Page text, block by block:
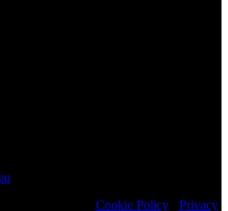
Cookie Policy Privacy